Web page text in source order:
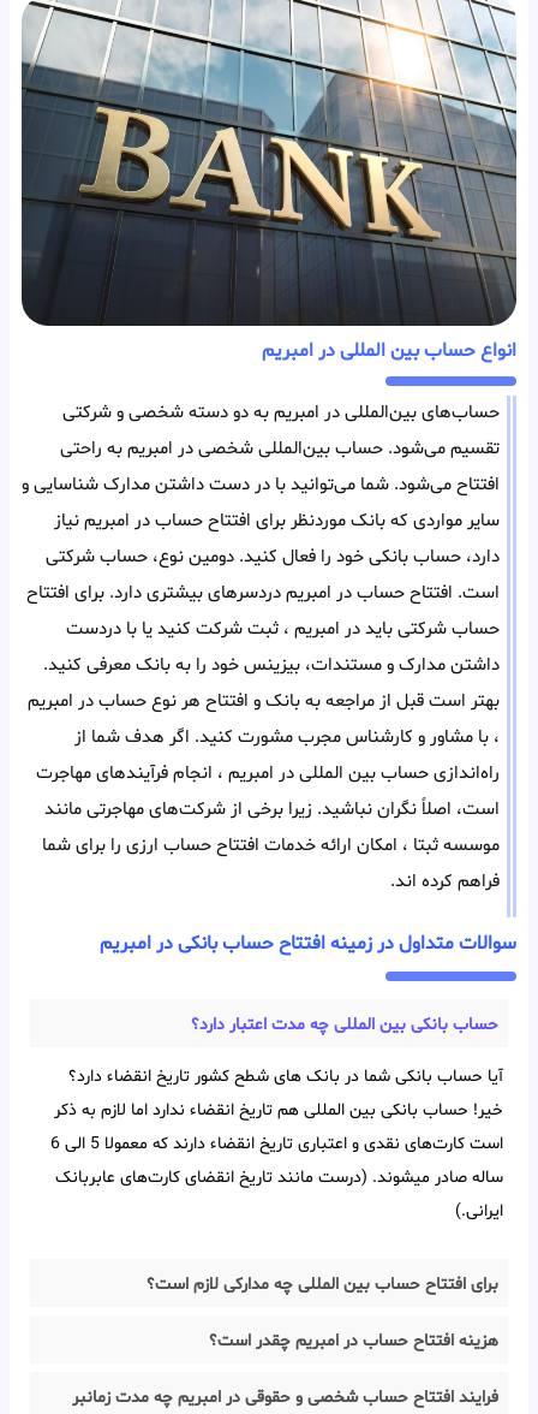
انواع حساب بین المللی در امبریم
حساب‌های بین‌المللی در امبریم به دو دسته شخصی و شرکتی
تقسیم می‌شود. حساب بین‌المللی شخصی در امبریم به راحتی
افتتاح می‌شود. شما می‌توانید با در دست داشتن مدارک شناسایی و
سایر مواردی که بانک مورد‌نظر برای افتتاح حساب در امبریم نیاز
دارد، حساب بانکی خود را فعال کنید. دومین نوع، حساب شرکتی
است. افتتاح حساب در امبریم دردسر‌های بیشتری دارد. برای افتتاح
حساب شرکتی باید در امبریم ، ثبت شرکت کنید یا با در‌دست
داشتن مدارک و مستندات، بیزینس خود را به بانک معرفی کنید.
بهتر است قبل از مراجعه به بانک و افتتاح هر‌ نوع حساب در امبریم
، با مشاور و کارشناس مجرب مشورت کنید. اگر هدف شما از
راه‌اندازی حساب بین المللی در امبریم ، انجام فرآیند‌های مهاجرت
است، اصلاً نگران نباشید. زیرا برخی از شرکت‌های مهاجرتی مانند
موسسه ثبتا ، امکان ارائه خدمات افتتاح حساب ارزی را برای شما
فراهم کرده اند.
سوالات متداول در زمینه افتتاح حساب بانکی در امبریم
حساب بانکی بین‌ المللی چه مدت اعتبار دارد؟
آیا حساب بانکی شما در بانک های شطح کشور تاریخ انقضاء دارد؟
خیر! حساب بانکی بین‌ المللی هم تاریخ انقضاء ندارد اما لازم به ذکر
است کارت‌های نقدی و اعتباری تاریخ انقضاء دارند که معمولا 5 الی 6
ساله صادر میشوند. (درست مانند تاریخ انقضای کارت‌های عابربانک
ایرانی.)
برای افتتاح حساب بین المللی چه مدارکی لازم است؟
هزینه افتتاح حساب در امبریم چقدر است؟
فرایند افتتاح حساب شخصی و حقوقی در امبریم چه مدت زمانبر